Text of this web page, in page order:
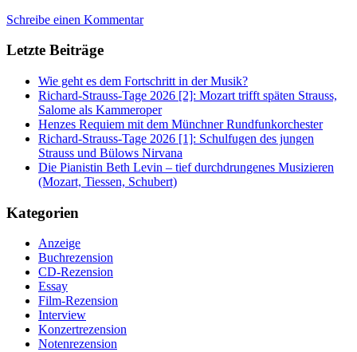
Schreibe einen Kommentar
Letzte Beiträge
Wie geht es dem Fortschritt in der Musik?
Richard-Strauss-Tage 2026 [2]: Mozart trifft späten Strauss,
Salome als Kammeroper
Henzes Requiem mit dem Münchner Rundfunkorchester
Richard-Strauss-Tage 2026 [1]: Schulfugen des jungen
Strauss und Bülows Nirvana
Die Pianistin Beth Levin – tief durchdrungenes Musizieren
(Mozart, Tiessen, Schubert)
Kategorien
Anzeige
Buchrezension
CD-Rezension
Essay
Film-Rezension
Interview
Konzertrezension
Notenrezension